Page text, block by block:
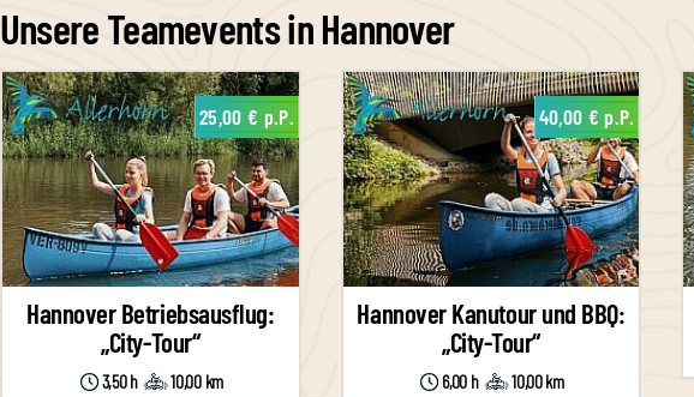
Unsere Teamevents in Hannover
25,00 € p.P.
Hannover Betriebsausflug:
„City-Tour“
3,50 h 10,00 km
40,00 € p.P.
Hannover Kanutour und BBQ:
„City-Tour“
6,00 h 10,00 km